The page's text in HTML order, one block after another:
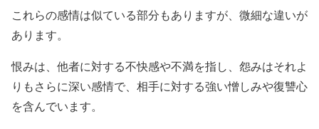
これらの感情は似ている部分もありますが、微細な違いが
あります。
恨みは、他者に対する不快感や不満を指し、怨みはそれよ
りもさらに深い感情で、相手に対する強い憎しみや復讐心
を含んでいます。